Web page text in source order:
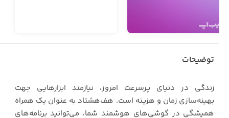
توضیحات
زندگی در دنیای پرسرعت امروز، نیازمند ابزارهایی جهت
بهینه‌سازی زمان و هزینه است. هف‌هشتاد به عنوان یک همراه
همیشگی در گوشی‌های هوشمند شما، می‌توانید برنامه‌های